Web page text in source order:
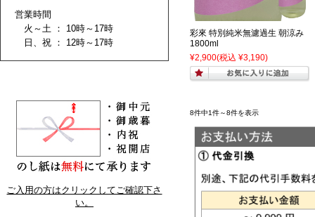
彩來 特別純米無濾過生 朝涼み
1800ml
¥2,900(税込 ¥3,190)
8件中1件～8件を表示
営業時間
火～土 ： 10時～17時
日、祝 ： 12時～17時
ご入用の方はクリックしてご確認下さ
い。